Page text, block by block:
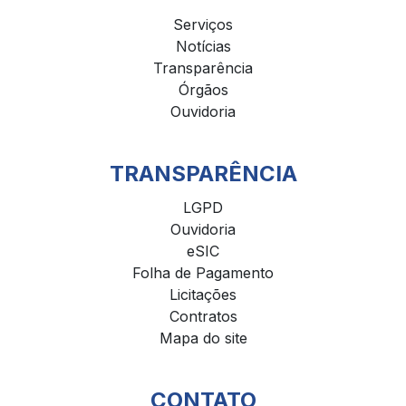
Serviços
Notícias
Transparência
Órgãos
Ouvidoria
TRANSPARÊNCIA
LGPD
Ouvidoria
eSIC
Folha de Pagamento
Licitações
Contratos
Mapa do site
CONTATO